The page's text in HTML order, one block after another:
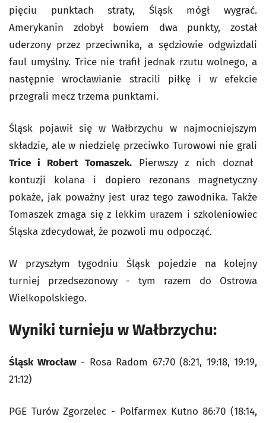
pięciu punktach straty, Śląsk mógł wygrać.
Amerykanin zdobył bowiem dwa punkty, został
uderzony przez przeciwnika, a sędziowie odgwizdali
faul umyślny. Trice nie trafił jednak rzutu wolnego, a
następnie wrocławianie stracili piłkę i w efekcie
przegrali mecz trzema punktami.
Śląsk pojawił się w Wałbrzychu w najmocniejszym
składzie, ale w niedzielę przeciwko Turowowi nie grali
Trice i Robert Tomaszek.Pierwszy z nich doznał
kontuzji kolana i dopiero rezonans magnetyczny
pokaże, jak poważny jest uraz tego zawodnika. Także
Tomaszek zmaga się z lekkim urazem i szkoleniowiec
Śląska zdecydował, że pozwoli mu odpocząć.
W przyszłym tygodniu Śląsk pojedzie na kolejny
turniej przedsezonowy - tym razem do Ostrowa
Wielkopolskiego.
Wyniki turnieju w Wałbrzychu:
Śląsk Wrocław- Rosa Radom 67:70 (8:21, 19:18, 19:19,
21:12)
PGE Turów Zgorzelec - Polfarmex Kutno 86:70 (18:14,